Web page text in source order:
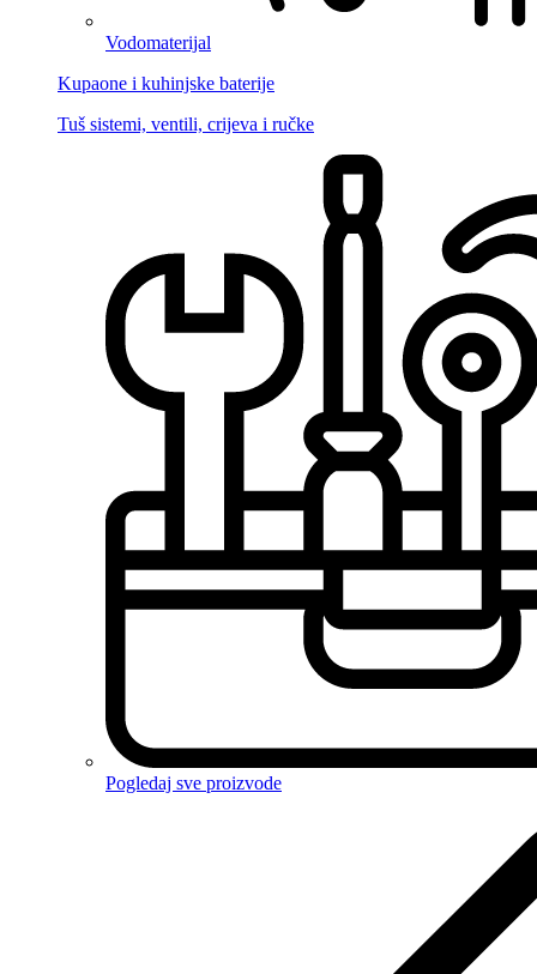
Vodomaterijal
Kupaone i kuhinjske baterije
Tuš sistemi, ventili, crijeva i ručke
Pogledaj sve proizvode